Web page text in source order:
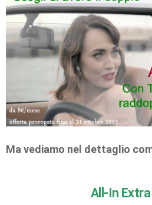
Ma vediamo nel dettaglio
All-In